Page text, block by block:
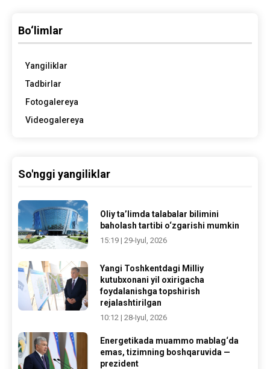
Bo‘limlar
Yangiliklar
Tadbirlar
Fotogalereya
Videogalereya
So'nggi yangiliklar
Oliy ta’limda talabalar bilimini
baholash tartibi o‘zgarishi mumkin
15:19 | 29-Iyul, 2026
Yangi Toshkentdagi Milliy
kutubxonani yil oxirigacha
foydalanishga topshirish
rejalashtirilgan
10:12 | 28-Iyul, 2026
Energetikada muammo mablag‘da
emas, tizimning boshqaruvida —
prezident